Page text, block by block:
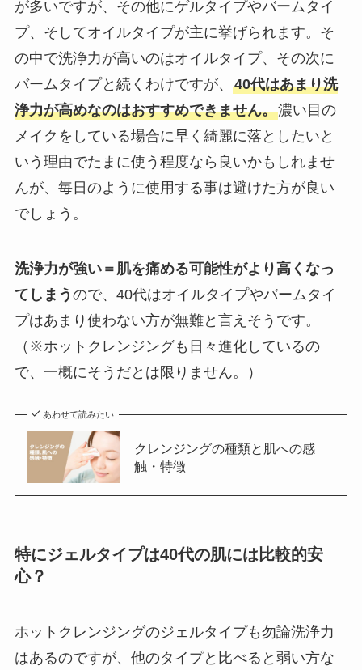
が多いですが、その他にゲルタイプやバームタイ
プ、そしてオイルタイプが主に挙げられます。そ
の中で洗浄力が高いのはオイルタイプ、その次に
バームタイプと続くわけですが、 40代はあまり洗
浄力が高めなのはおすすめできません。濃い目の
メイクをしている場合に早く綺麗に落としたいと
いう理由でたまに使う程度なら良いかもしれませ
んが、毎日のように使用する事は避けた方が良い
でしょう。
洗浄力が強い＝肌を痛める可能性がより高くなっ
てしまう ので、40代はオイルタイプやバームタイ
プはあまり使わない方が無難と言えそうです。
（※ホットクレンジングも日々進化しているの
で、一概にそうだとは限りません。）
あわせて読みたい
クレンジングの種類と肌への感
触・特徴
特にジェルタイプは40代の肌には比較的安
心？
ホットクレンジングのジェルタイプも勿論洗浄力
はあるのですが、他のタイプと比べると弱い方な